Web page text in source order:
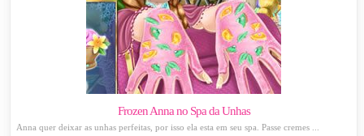
Frozen Anna no Spa da Unhas
Anna quer deixar as unhas perfeitas, por isso ela esta em seu spa. Passe cremes ...